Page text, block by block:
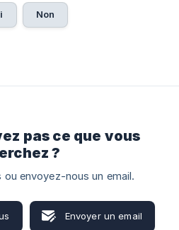
Non
pas ce que vous
?
envoyez-nous un email.
Envoyer un email